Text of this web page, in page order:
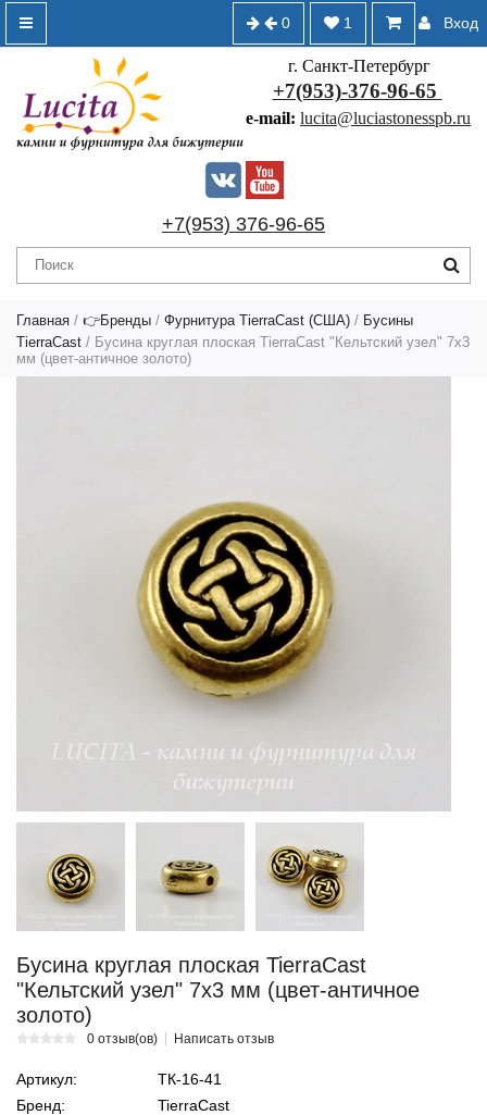
Вход
1
0
г. Санкт-Петербург
+7(953)-376-96-65
e-mail: lucita@luciastonesspb.ru
+7(953) 376-96-65
Главная / 👉Бренды / Фурнитура TierraCast (США) / Бусины
TierraCast / Бусина круглая плоская TierraCast "Кельтский узел" 7х3
мм (цвет-античное золото)
Бусина круглая плоская TierraCast
"Кельтский узел" 7х3 мм (цвет-античное
золото)
0 отзыв(ов) Написать отзыв
Артикул:
ТК-16-41
Бренд:
TierraCast